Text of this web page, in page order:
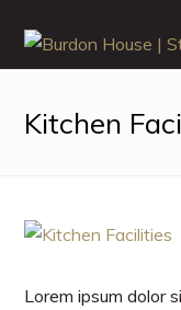
Kitchen
Lorem ipsum dolor